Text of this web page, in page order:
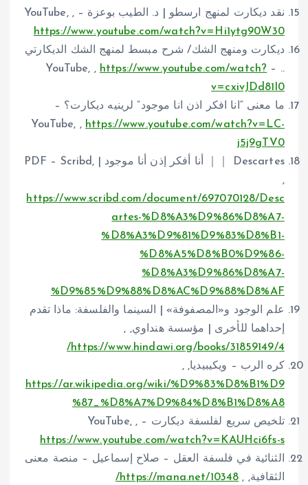
نقد ديكارت لمنهج ارسطو | د. الطيب بوعزة – YouTube, ,
https://www.youtube.com/watch?v=Hi1ytg90W30
ديكارت ومنهج الشك/ شرح مبسط لمنهج الشك الديكارتي
.. – YouTube, ,
https://www.youtube.com/watch?
v=cxivJDd81l0
ما معنى “انا افكر اذن انا موجود” لرينيه ديكارت؟ –
YouTube, , https://www.youtube.com/watch?v=LC-
j5j9gTV0
Descartes ｜｜ أنا أفكر إذن أنا موجود | PDF – Scribd,
,
https://www.scribd.com/document/697070128/Desc
artes-%D8%A3%D9%86%D8%A7-
%D8%A3%D9%81%D9%83%D8%B1-
%D8%A5%D8%B0%D9%86-
%D8%A3%D9%86%D8%A7-
%D9%85%D9%88%D8%AC%D9%88%D8%AF
علم الوجود و«المصفوفة» | السينما والفلسفة: ماذا تقدم
إحداهما للأخرى | مؤسسة هنداوي, ,
https://www.hindawi.org/books/31859149/4/
كره الرب – ويكيبيديا, ,
https://ar.wikipedia.org/wiki/%D9%83%D8%B1%D9
%87_%D8%A7%D9%84%D8%B1%D8%A8
تلخيص سريع لفلسفة ديكارت – YouTube, ,
https://www.youtube.com/watch?v=KAUHci6fs-s
الثنائية في فلسفة العقل – صلاح إسماعيل – منصة معنى
الثقافية, , https://mana.net/10348/